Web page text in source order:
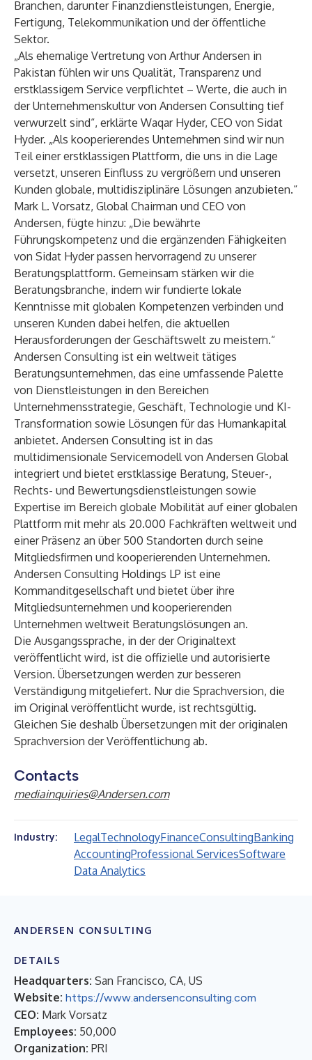
Branchen, darunter Finanzdienstleistungen, Energie,
Fertigung, Telekommunikation und der öffentliche
Sektor.
„Als ehemalige Vertretung von Arthur Andersen in
Pakistan fühlen wir uns Qualität, Transparenz und
erstklassigem Service verpflichtet – Werte, die auch in
der Unternehmenskultur von Andersen Consulting tief
verwurzelt sind“, erklärte Waqar Hyder, CEO von Sidat
Hyder. „Als kooperierendes Unternehmen sind wir nun
Teil einer erstklassigen Plattform, die uns in die Lage
versetzt, unseren Einfluss zu vergrößern und unseren
Kunden globale, multidisziplinäre Lösungen anzubieten.“
Mark L. Vorsatz, Global Chairman und CEO von
Andersen, fügte hinzu: „Die bewährte
Führungskompetenz und die ergänzenden Fähigkeiten
von Sidat Hyder passen hervorragend zu unserer
Beratungsplattform. Gemeinsam stärken wir die
Beratungsbranche, indem wir fundierte lokale
Kenntnisse mit globalen Kompetenzen verbinden und
unseren Kunden dabei helfen, die aktuellen
Herausforderungen der Geschäftswelt zu meistern.“
Andersen Consulting ist ein weltweit tätiges
Beratungsunternehmen, das eine umfassende Palette
von Dienstleistungen in den Bereichen
Unternehmensstrategie, Geschäft, Technologie und KI-
Transformation sowie Lösungen für das Humankapital
anbietet. Andersen Consulting ist in das
multidimensionale Servicemodell von Andersen Global
integriert und bietet erstklassige Beratung, Steuer-,
Rechts- und Bewertungsdienstleistungen sowie
Expertise im Bereich globale Mobilität auf einer globalen
Plattform mit mehr als 20.000 Fachkräften weltweit und
einer Präsenz an über 500 Standorten durch seine
Mitgliedsfirmen und kooperierenden Unternehmen.
Andersen Consulting Holdings LP ist eine
Kommanditgesellschaft und bietet über ihre
Mitgliedsunternehmen und kooperierenden
Unternehmen weltweit Beratungslösungen an.
Die Ausgangssprache, in der der Originaltext
veröffentlicht wird, ist die offizielle und autorisierte
Version. Übersetzungen werden zur besseren
Verständigung mitgeliefert. Nur die Sprachversion, die
im Original veröffentlicht wurde, ist rechtsgültig.
Gleichen Sie deshalb Übersetzungen mit der originalen
Sprachversion der Veröffentlichung ab.
Contacts
mediainquiries@Andersen.com
Industry: LegalTechnologyFinanceConsultingBanking
AccountingProfessional ServicesSoftware
Data Analytics
ANDERSEN CONSULTING
DETAILS
Headquarters: San Francisco, CA, US
Website: https://www.andersenconsulting.com
CEO: Mark Vorsatz
Employees: 50,000
Organization: PRI